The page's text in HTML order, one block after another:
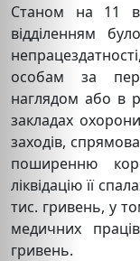
Станом на 11
відділенням
особам за
наглядом або в
закладах
заходів,
поширенню
ліквідацію її
тис. гривень, у
медичних
гривень.